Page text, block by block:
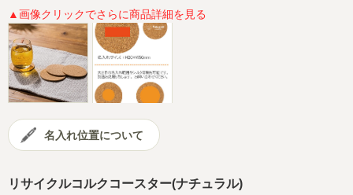
会社概要
▲画像クリックでさらに商品詳細を見る
名入れ位置について
リサイクルコルクコースター(ナチュラル)